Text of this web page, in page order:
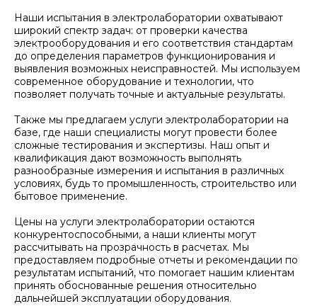
Наши испытания в электролаборатории охватывают
широкий спектр задач: от проверки качества
электрооборудования и его соответствия стандартам
до определения параметров функционирования и
выявления возможных неисправностей. Мы используем
современное оборудование и технологии, что
позволяет получать точные и актуальные результаты.
Также мы предлагаем услуги электролаборатории на
базе, где наши специалисты могут провести более
сложные тестирования и экспертизы. Наш опыт и
квалификация дают возможность выполнять
разнообразные измерения и испытания в различных
условиях, будь то промышленность, строительство или
бытовое применение.
Цены на услуги электролаборатории остаются
конкурентоспособными, а наши клиенты могут
рассчитывать на прозрачность в расчетах. Мы
предоставляем подробные отчеты и рекомендации по
результатам испытаний, что помогает нашим клиентам
принять обоснованные решения относительно
дальнейшей эксплуатации оборудования.
ОСТАЛИСЬ ВОПРОСЫ?
Отправьте заявку и мы
свяжемся с вами так скоро,
насколько это возможно